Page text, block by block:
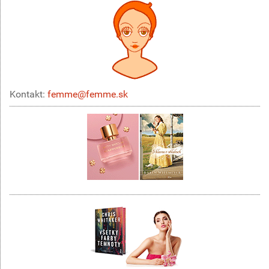
Kontakt: femme@femme.sk